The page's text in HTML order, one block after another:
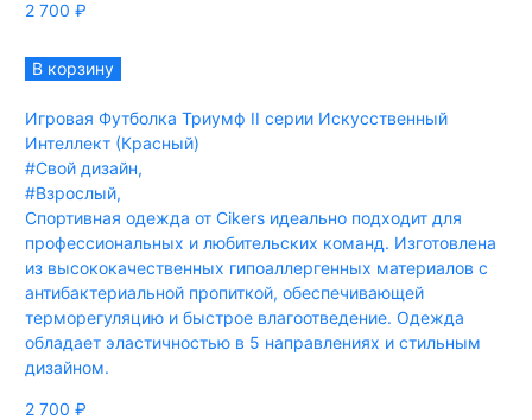
2 700 ₽
В корзину
Игровая Футболка Триумф II серии Искусственный
Интеллект (Красный)
#Свой дизайн,
#Взрослый,
Спортивная одежда от Cikers идеально подходит для
профессиональных и любительских команд. Изготовлена
из высококачественных гипоаллергенных материалов с
антибактериальной пропиткой, обеспечивающей
терморегуляцию и быстрое влагоотведение. Одежда
обладает эластичностью в 5 направлениях и стильным
дизайном.
2 700 ₽